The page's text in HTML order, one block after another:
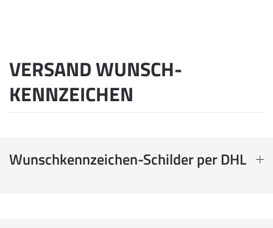
VERSAND WUNSCH­
KENNZEICHEN
Wunschkennzeichen-Schilder per DHL